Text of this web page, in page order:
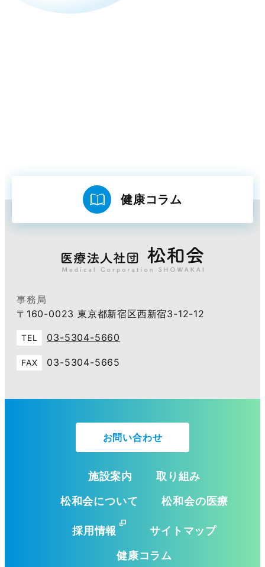
健康コラム
事務局
〒160-0023 東京都新宿区西新宿3-12-12
TEL 03-5304-5660
FAX 03-5304-5665
お問い合わせ
取り組み
施設案内
松和会の医療
松和会について
サイトマップ
採用情報
健康コラム